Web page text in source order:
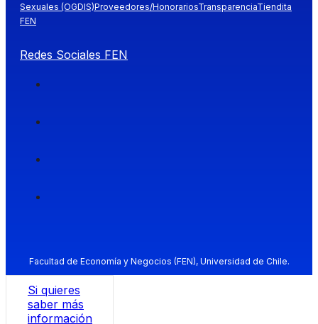
Sexuales (OGDIS)Proveedores/HonorariosTransparenciaTiendita
FEN
Redes Sociales FEN
Facultad de Economía y Negocios (FEN), Universidad de Chile.
Si quieres
saber más
información